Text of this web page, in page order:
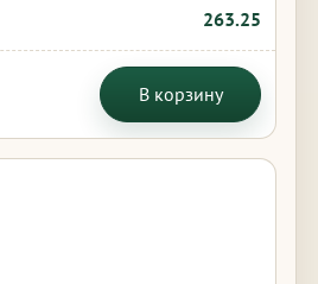
263.25
В корзину